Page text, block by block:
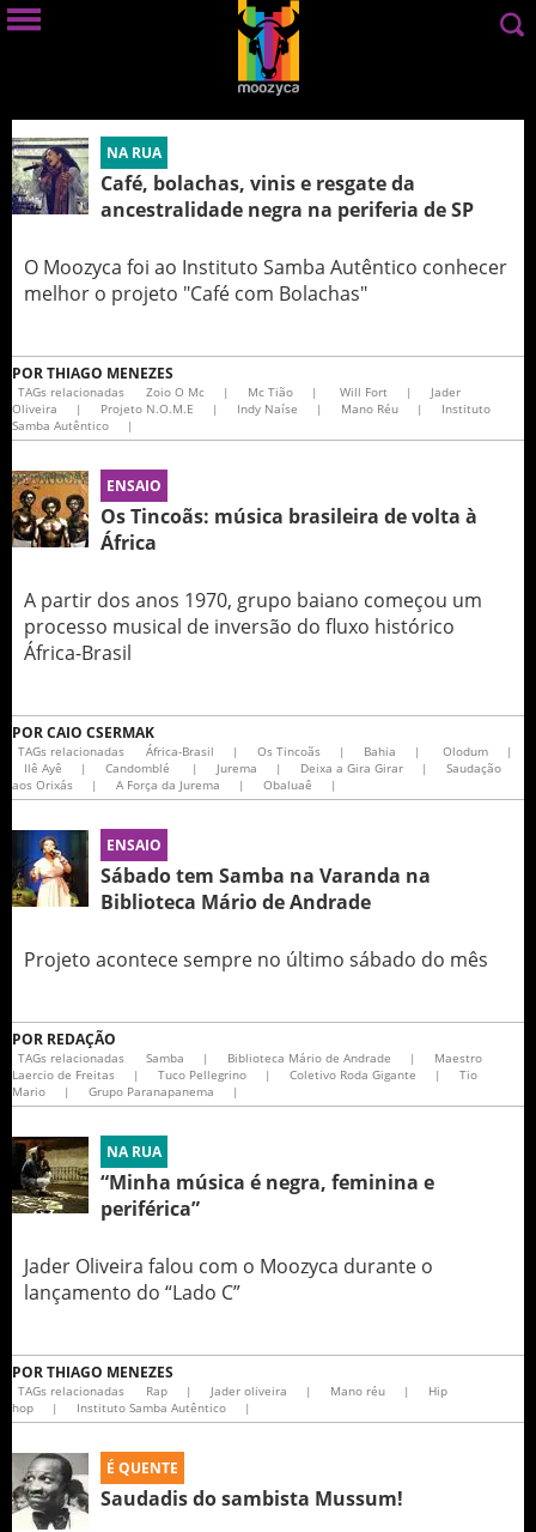
NA RUA
Café, bolachas, vinis e resgate da
ancestralidade negra na periferia de SP
O Moozyca foi ao Instituto Samba Autêntico conhecer
melhor o projeto "Café com Bolachas"
PORTHIAGO MENEZES
TAGs relacionadas Zoio O Mc | Mc Tião | Will Fort |
Jader
Oliveira
| Projeto N.O.M.E | Indy Naíse | Mano Réu |
Instituto
Samba Autêntico
|
ENSAIO
Os Tincoãs: música brasileira de volta à
África
A partir dos anos 1970, grupo baiano começou um
processo musical de inversão do fluxo histórico
África-Brasil
PORCAIO CSERMAK
TAGs relacionadas África-Brasil | Os Tincoãs | Bahia | Olodum
|
Ilê Ayê
| Candomblé | Jurema | Deixa a Gira Girar |
Saudação
aos Orixás
| A Força da Jurema | Obaluaê |
ENSAIO
Sábado tem Samba na Varanda na
Biblioteca Mário de Andrade
Projeto acontece sempre no último sábado do mês
POR REDAÇÃO
TAGs relacionadas Samba | Biblioteca Mário de Andrade |
Maestro
Laercio de Freitas
| Tuco Pellegrino | Coletivo Roda Gigante |
Tio
Mario
| Grupo Paranapanema |
NA RUA
“Minha música é negra, feminina e
periférica”
Jader Oliveira falou com o Moozyca durante o
lançamento do “Lado C”
PORTHIAGO MENEZES
TAGs relacionadas Rap | Jader oliveira | Mano réu |
Hip
hop
| Instituto Samba Autêntico |
É QUENTE
Saudadis do sambista Mussum!